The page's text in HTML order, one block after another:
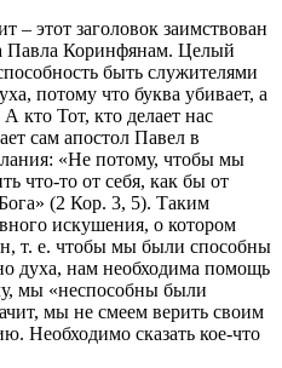
– этот заголовок заимствован
Павла Коринфянам. Целый
быть служителями
потому что буква убивает, а
кто Тот, кто делает нас
сам апостол Павел в
«Не потому, чтобы мы
что-то от себя, как бы от
(2 Кор. 3, 5). Таким
искушения, о котором
т. е. чтобы мы были способны
духа, нам необходима помощь
мы «неспособны были
мы не смеем верить своим
Необходимо сказать кое-что